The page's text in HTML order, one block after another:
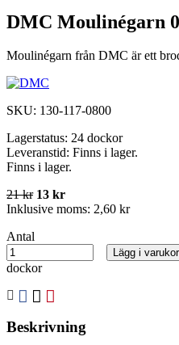
DMC Moulinégarn
Moulinégarn från DMC är ett
SKU: 130-117-0800
Lagerstatus: 24 dockor
Leveranstid: Finns i lager.
Finns i lager.
21 kr 13 kr
Inklusive moms: 2,60 kr
Antal
dockor
Lägg i
Beskrivning